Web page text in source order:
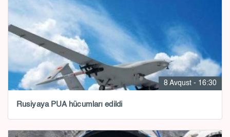
8 Avqust - 16:30
Rusiyaya PUA hücumları edildi